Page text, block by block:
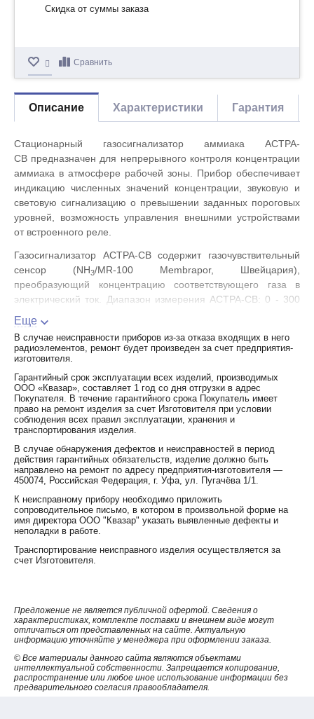
Скидка от суммы заказа
Сравнить
Описание Характеристики Гарантия
Стационарный газосигнализатор аммиака АСТРА-
СВ предназначен для непрерывного контроля концентрации
аммиака в атмосфере рабочей зоны. Прибор обеспечивает
индикацию численных значений концентрации, звуковую и
световую сигнализацию о превышении заданных пороговых
уровней, возможность управления внешними устройствами
от встроенного реле.
Газосигнализатор АСТРА-СВ содержит газочувствительный
сенсор (NH3/MR-100 Membrapor, Швейцария),
преобразующий концентрацию соответствующего газа в
электрический ток. Диапазон измерения АСТРА-СВ: 0 - 300
мг/м
Питание газосигнализатора осуществляется от внешнего
источника постоянного тока (блока питания или сетевого
в течение длительного времени.
Базовые пороги сигнализации основаны на общероссийских
нормативных документах и составляют 20 мг/м3
и токсичных газов основан на амперометрическом методе
измерения, при котором электрохимический сенсор
преобразует значение концентрации соответствующего газа
в атмосфере в электрический сигнал, сила тока или
напряжение которого пропорциональны величине
концентрации. Нагрузкой каждого сенсора является
усилитель с выходным напряжением, пропорциональным
концентрации газа.
веществ удушающего и нейротропного действия, способных
при ингаляционном поражении вызвать токсический отёк
лёгких и тяжёлое поражение нервной системы, обладает как
местным, так и резорбтивным действием. Пары аммиака
сильно раздражают слизистые оболочки глаз и органов
дыхания, а также кожные покровы. Пары аммиака вызывают
Еще
В случае неисправности приборов из-за отказа входящих в него
радиоэлементов, ремонт будет произведен за счет предприятия-
изготовителя.
Гарантийный срок эксплуатации всех изделий, производимых
ООО «Квазар», составляет 1 год со дня отгрузки в адрес
Покупателя. В течение гарантийного срока Покупатель имеет
право на ремонт изделия за счет Изготовителя при условии
соблюдения всех правил эксплуатации, хранения и
транспортирования изделия.
В случае обнаружения дефектов и неисправностей в период
действия гарантийных обязательств, изделие должно быть
направлено на ремонт по адресу предприятия-изготовителя —
450074, Российская Федерация, г. Уфа, ул. Пугачёва 1/1.
К неисправному прибору необходимо приложить
сопроводительное письмо, в котором в произвольной форме на
имя директора ООО "Квазар" указать выявленные дефекты и
неполадки в работе.
Транспортирование неисправного изделия осуществляется за
счет Изготовителя.
Предложение не является публичной офертой. Сведения о
характеристиках, комплекте поставки и внешнем виде могут
отличаться от представленных на сайте. Актуальную
информацию уточняйте у менеджера при оформлении заказа.
© Все материалы данного сайта являются объектами
интеллектуальной собственности. Запрещается копирование,
распространение или любое иное использование информации без
предварительного согласия правообладателя.